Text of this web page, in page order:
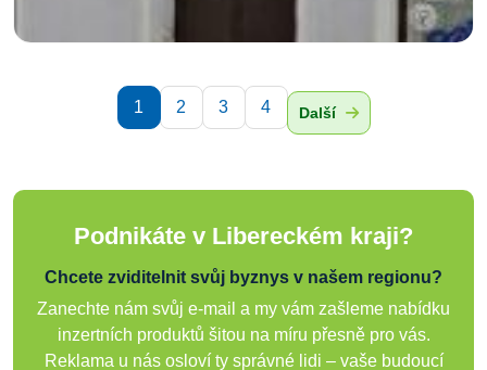
1 2 3 4 Další
Podnikáte v Libereckém kraji?
Chcete zviditelnit svůj byznys v našem regionu?
Zanechte nám svůj e-mail a my vám zašleme nabídku
inzertních produktů šitou na míru přesně pro vás.
Reklama u nás osloví ty správné lidi – vaše budoucí